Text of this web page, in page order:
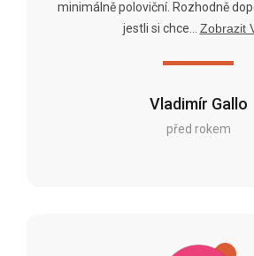
Vladimír Gallo
před rokem
minimálně poloviční. Rozhodně
jestli si chce...
Zobrazit